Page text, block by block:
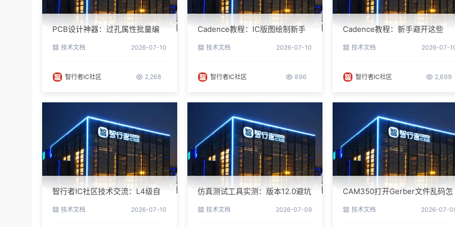
PCB设计神器：过孔属性批量编
技术文档 2026-07-10
智行者IC社区 2,268
Cadence教程：IC版图绘制新手
技术文档 2026-07-10
智行者IC社区 896
Cadence教程：新手避开这些
技术文档 2026-07-
智行者IC社区 2,699
智行者IC社区技术交流：L4级自
技术文档 2026-07-10
仿真测试工具实测：版本12.0避坑
技术文档 2026-07-09
CAM350打开Gerber文件乱码怎
技术文档 2026-07-